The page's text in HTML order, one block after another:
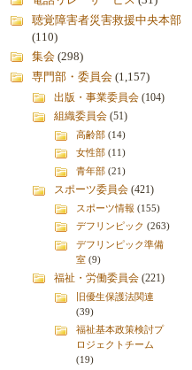
聴覚障害者災害救援中央本部
(110)
集会 (298)
専門部・委員会 (1,157)
出版・事業委員会 (104)
組織委員会 (51)
高齢部 (14)
女性部 (11)
青年部 (21)
スポーツ委員会 (421)
スポーツ情報 (155)
デフリンピック (263)
デフリンピック準備
室 (9)
福祉・労働委員会 (221)
旧優生保護法関連
(39)
福祉基本政策検討プ
ロジェクトチーム
(19)